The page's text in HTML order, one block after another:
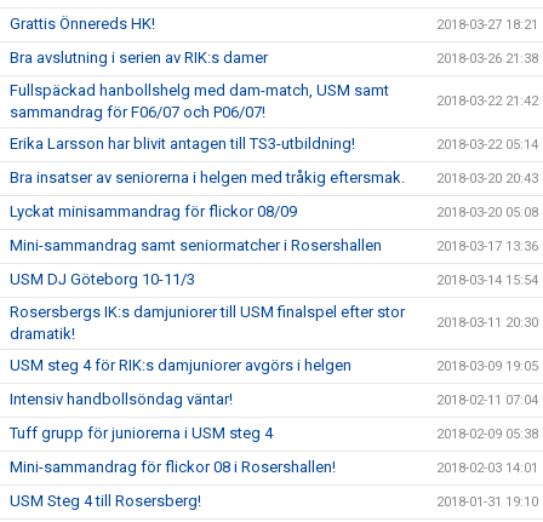
Grattis Önnereds HK! 2018-03-27 18:21
Bra avslutning i serien av RIK:s damer 2018-03-26 21:38
Fullspäckad hanbollshelg med dam-match, USM samt
sammandrag för F06/07 och P06/07!
2018-03-22 21:42
Erika Larsson har blivit antagen till TS3-utbildning! 2018-03-22 05:14
Bra insatser av seniorerna i helgen med tråkig eftersmak. 2018-03-20 20:43
Lyckat minisammandrag för flickor 08/09 2018-03-20 05:08
Mini-sammandrag samt seniormatcher i Rosershallen 2018-03-17 13:36
USM DJ Göteborg 10-11/3 2018-03-14 15:54
Rosersbergs IK:s damjuniorer till USM finalspel efter stor
dramatik!
2018-03-11 20:30
USM steg 4 för RIK:s damjuniorer avgörs i helgen 2018-03-09 19:05
Intensiv handbollsöndag väntar! 2018-02-11 07:04
Tuff grupp för juniorerna i USM steg 4 2018-02-09 05:38
Mini-sammandrag för flickor 08 i Rosershallen! 2018-02-03 14:01
USM Steg 4 till Rosersberg! 2018-01-31 19:10